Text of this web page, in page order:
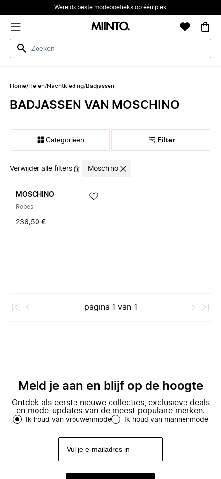
Werelds beste modeboetieks op één plek
Home/Heren/Nachtkleding/Badjassen
BADJASSEN VAN MOSCHINO
Categorieën Filter
Verwijder alle filters Moschino
MOSCHINO
Robes
236,50 €
pagina 1 van 1
Meld je aan en blijf op de hoogte
Ontdek als eerste nieuwe collecties, exclusieve deals
en mode-updates van de meest populaire merken.
Ik houd van vrouwenmode Ik houd van mannenmode